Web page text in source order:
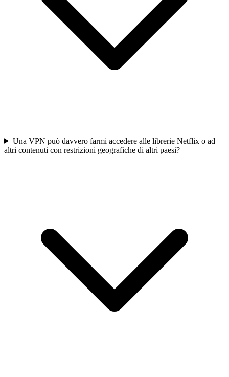
Una VPN può davvero farmi accedere alle librerie Netflix o ad
altri contenuti con restrizioni geografiche di altri paesi?